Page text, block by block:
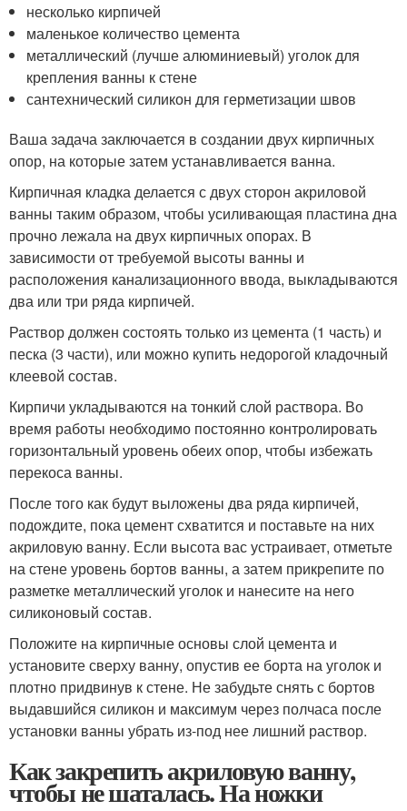
несколько кирпичей
маленькое количество цемента
металлический (лучше алюминиевый) уголок для
крепления ванны к стене
сантехнический силикон для герметизации швов
Ваша задача заключается в создании двух кирпичных
опор, на которые затем устанавливается ванна.
Кирпичная кладка делается с двух сторон акриловой
ванны таким образом, чтобы усиливающая пластина дна
прочно лежала на двух кирпичных опорах. В
зависимости от требуемой высоты ванны и
расположения канализационного ввода, выкладываются
два или три ряда кирпичей.
Раствор должен состоять только из цемента (1 часть) и
песка (3 части), или можно купить недорогой кладочный
клеевой состав.
Кирпичи укладываются на тонкий слой раствора. Во
время работы необходимо постоянно контролировать
горизонтальный уровень обеих опор, чтобы избежать
перекоса ванны.
После того как будут выложены два ряда кирпичей,
подождите, пока цемент схватится и поставьте на них
акриловую ванну. Если высота вас устраивает, отметьте
на стене уровень бортов ванны, а затем прикрепите по
разметке металлический уголок и нанесите на него
силиконовый состав.
Положите на кирпичные основы слой цемента и
установите сверху ванну, опустив ее борта на уголок и
плотно придвинув к стене. Не забудьте снять с бортов
выдавшийся силикон и максимум через полчаса после
установки ванны убрать из-под нее лишний раствор.
Как закрепить акриловую ванну,
чтобы не шаталась. На ножки